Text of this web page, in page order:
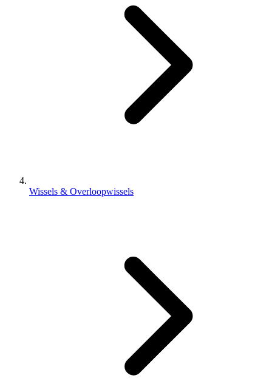
Wissels & Overloopwissels